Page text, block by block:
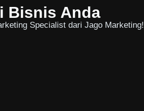
Bisnis Anda
Specialist dari Jago Marketing!